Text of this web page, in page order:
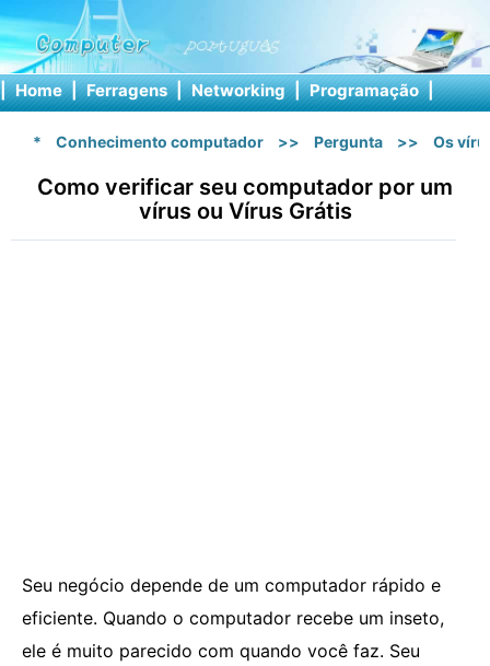
| Home | Ferragens | Networking | Programação |
* Conhecimento computador >> Pergunta >> Os
Como verificar seu computador por um
vírus ou Vírus Grátis
Seu negócio depende de um computador rápido e
eficiente. Quando o computador recebe um inseto,
ele é muito parecido com quando você faz. Seu